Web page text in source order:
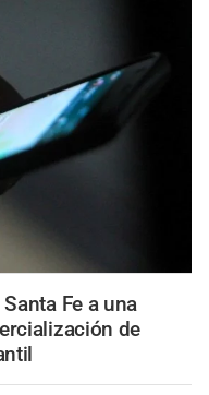
Fe a una
de